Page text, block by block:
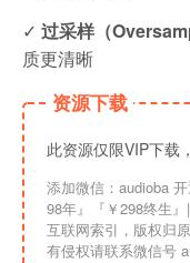
✓ 过采样（
质更清晰
资源下载
此资源仅限VIP下载
添加微信：audioba 开通会员 | 『￥68 月』 『￥98季度』『￥1
98年』『￥298终生』| 链接失效请联系更换。资讯信息均来自
互联网索引，版权归
有侵权请联系微信号